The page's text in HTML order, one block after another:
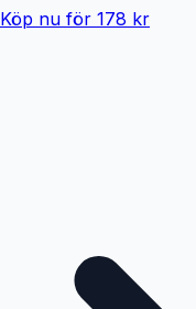
Köp nu för 178 kr